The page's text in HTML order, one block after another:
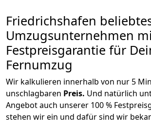
Friedrichshafen
Umzugsunternehmen
Festpreisgarantie für
Fernumzug
Wir kalkulieren innerhalb von nur 5
unschlagbaren Preis. Und natürlich
Angebot auch unserer 100 %
stehen wir ein und dafür sind wir